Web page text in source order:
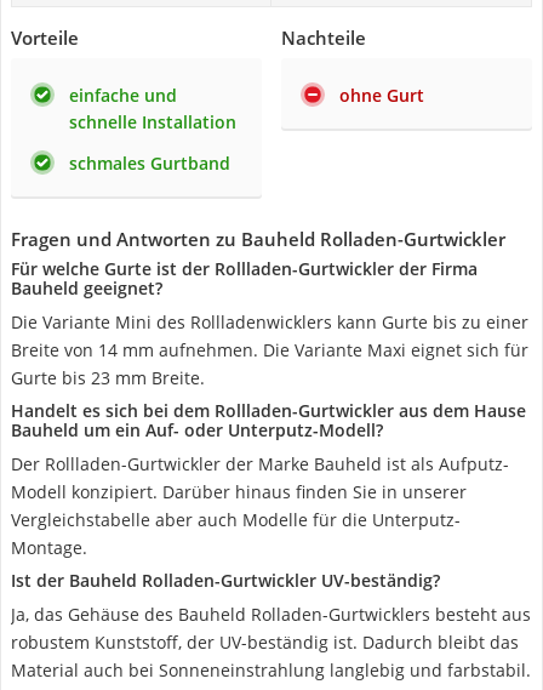
Vorteile
einfache und
schnelle Installation
schmales Gurtband
Nachteile
ohne Gurt
Fragen und Antworten zu Bauheld Rolladen-Gurtwickler
Für welche Gurte ist der Rollladen-Gurtwickler der Firma
Bauheld geeignet?
Die Variante Mini des Rollladenwicklers kann Gurte bis zu einer
Breite von 14 mm aufnehmen. Die Variante Maxi eignet sich für
Gurte bis 23 mm Breite.
Handelt es sich bei dem Rollladen-Gurtwickler aus dem Hause
Bauheld um ein Auf- oder Unterputz-Modell?
Der Rollladen-Gurtwickler der Marke Bauheld ist als Aufputz-
Modell konzipiert. Darüber hinaus finden Sie in unserer
Vergleichstabelle aber auch Modelle für die Unterputz-
Montage.
Ist der Bauheld Rolladen-Gurtwickler UV-beständig?
Ja, das Gehäuse des Bauheld Rolladen-Gurtwicklers besteht aus
robustem Kunststoff, der UV-beständig ist. Dadurch bleibt das
Material auch bei Sonneneinstrahlung langlebig und farbstabil.